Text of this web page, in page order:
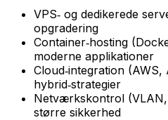
VPS‑ og dedikerede
opgradering
Container‑hosting
moderne applikationer
Cloud‑integration
hybrid‑strategier
Netværkskontrol
større sikkerhed